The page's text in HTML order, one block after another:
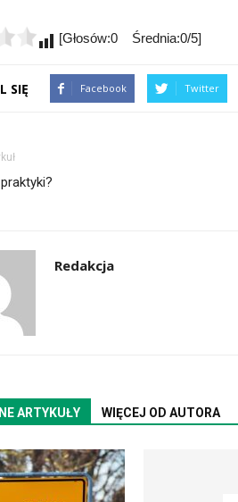
[Głosów:0 Średnia:0/5]
SIĘ Facebook Twitter
praktyki?
Redakcja
ARTYKUŁY WIĘCEJ OD AUTORA